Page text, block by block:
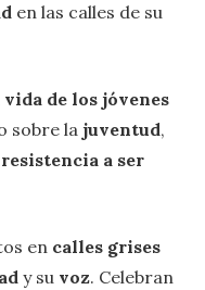
en las calles de su
vida de los jóvenes
sobre lajuventud,
resistencia a ser
en calles grises
y su voz. Celebran